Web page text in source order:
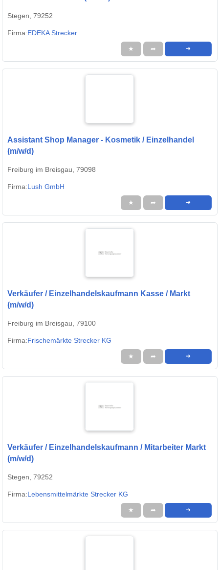
Stegen, 79252
Firma:EDEKA Strecker
★ ➦ ➜
Assistant Shop Manager - Kosmetik / Einzelhandel
(m/w/d)
Freiburg im Breisgau, 79098
Firma:Lush GmbH
★ ➦ ➜
Verkäufer / Einzelhandelskaufmann Kasse / Markt
(m/w/d)
Freiburg im Breisgau, 79100
Firma:Frischemärkte Strecker KG
★ ➦ ➜
Verkäufer / Einzelhandelskaufmann / Mitarbeiter Markt
(m/w/d)
Stegen, 79252
Firma:Lebensmittelmärkte Strecker KG
★ ➦ ➜